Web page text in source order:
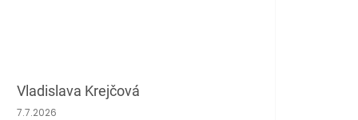
Vladislava Krejčová
Hodnocení obchodu je 5 z 5 hvězdiček.
7.7.2026